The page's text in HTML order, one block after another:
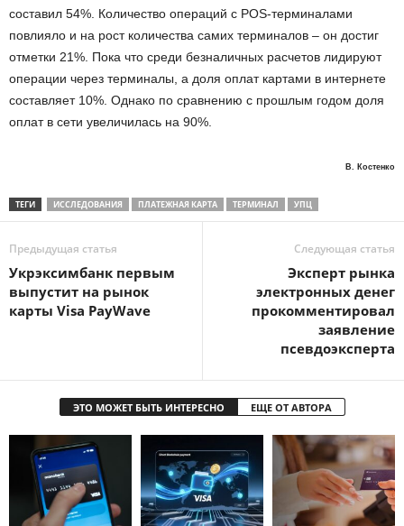
составил 54%. Количество операций с POS-терминалами
повлияло и на рост количества самих терминалов – он достиг
отметки 21%. Пока что среди безналичных расчетов лидируют
операции через терминалы, а доля оплат картами в интернете
составляет 10%. Однако по сравнению с прошлым годом доля
оплат в сети увеличилась на 90%.
В. Костенко
ТЕГИ ИССЛЕДОВАНИЯ ПЛАТЕЖНАЯ КАРТА ТЕРМИНАЛ УПЦ
Предыдущая статья
Укрэксимбанк первым
выпустит на рынок
карты Visa PayWave
Следующая статья
Эксперт рынка
электронных денег
прокомментировал
заявление
псевдоэксперта
ЭТО МОЖЕТ БЫТЬ ИНТЕРЕСНО ЕЩЕ ОТ АВТОРА